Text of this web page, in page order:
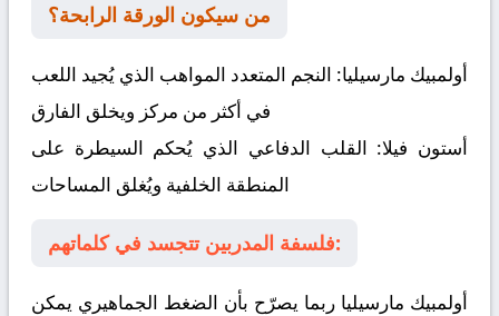
من سيكون الورقة الرابحة؟
أولمبيك مارسيليا: النجم المتعدد المواهب الذي يُجيد اللعب
في أكثر من مركز ويخلق الفارق
أستون فيلا: القلب الدفاعي الذي يُحكم السيطرة على
المنطقة الخلفية ويُغلق المساحات
فلسفة المدربين تتجسد في كلماتهم:
أولمبيك مارسيليا ربما يصرّح بأن الضغط الجماهيري يمكن